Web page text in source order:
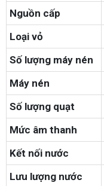
Nguồn cấp
Loại vỏ
Số lượng máy nén
Máy nén
Số lượng quạt
Mức âm thanh
Kết nối nước
Lưu lượng nước